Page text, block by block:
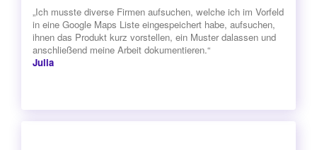
„Ich musste diverse Firmen aufsuchen, welche ich im Vorfeld
in eine Google Maps Liste eingespeichert habe, aufsuchen,
ihnen das Produkt kurz vorstellen, ein Muster dalassen und
anschließend meine Arbeit dokumentieren.“
Julia